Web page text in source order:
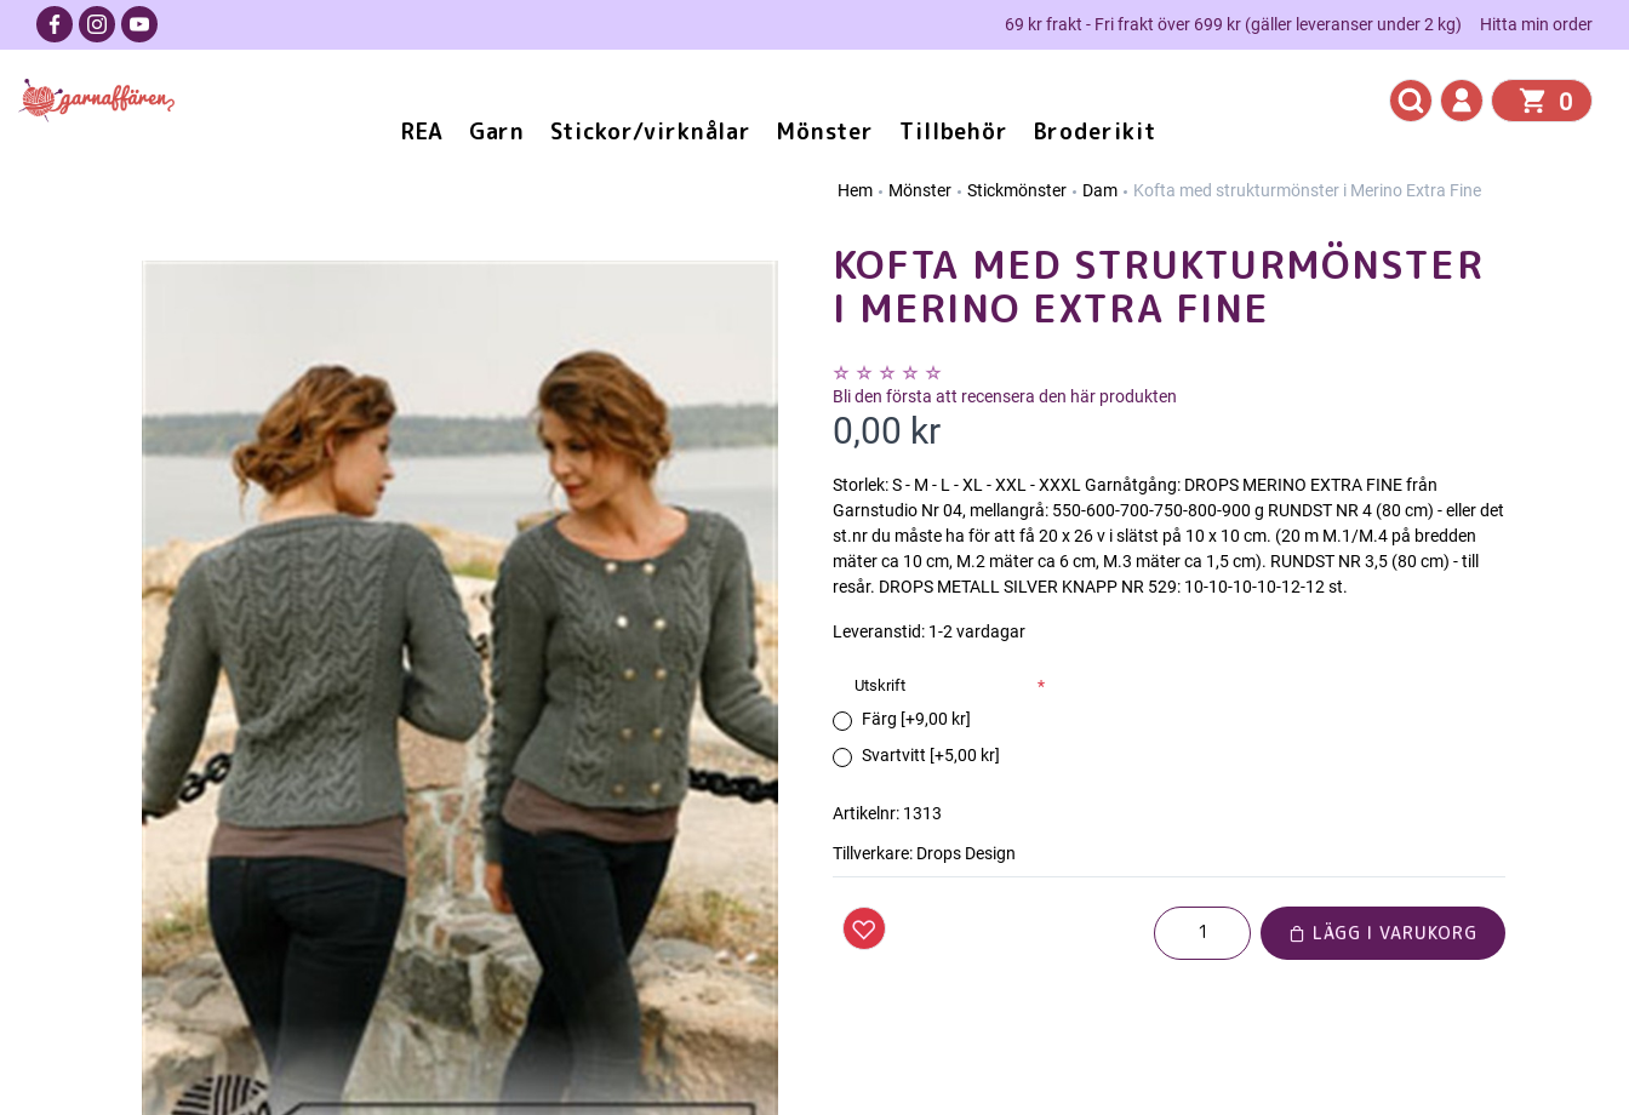
69 kr frakt - Fri frakt över 699 kr (gäller leveranser under 2 kg) Hitta min order
REA Garn Stickor/virknålar Mönster Tillbehör Broderikit
0
Hem Mönster Stickmönster Dam Kofta med strukturmönster i Merino Extra Fine
KOFTA MED STRUKTURMÖNSTER
I MERINO EXTRA FINE
Bli den första att recensera den här produkten
0,00 kr
Storlek: S - M - L - XL - XXL - XXXL Garnåtgång: DROPS MERINO EXTRA FINE från
Garnstudio Nr 04, mellangrå: 550-600-700-750-800-900 g RUNDST NR 4 (80 cm) - eller det
st.nr du måste ha för att få 20 x 26 v i slätst på 10 x 10 cm. (20 m M.1/M.4 på bredden
mäter ca 10 cm, M.2 mäter ca 6 cm, M.3 mäter ca 1,5 cm). RUNDST NR 3,5 (80 cm) - till
resår. DROPS METALL SILVER KNAPP NR 529: 10-10-10-10-12-12 st.
Leveranstid: 1-2 vardagar
Utskrift
*
Färg [+9,00 kr]
Svartvitt [+5,00 kr]
Artikelnr: 1313
Tillverkare: Drops Design
LÄGG I VARUKORG